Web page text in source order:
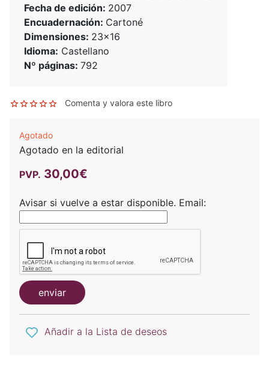
Fecha de edición: 2007
Encuadernación: Cartoné
Dimensiones: 23x16
Idioma: Castellano
Nº páginas: 792
Comenta y valora este libro
Agotado
Agotado en la editorial
PVP. 30,00€
Avisar si vuelve a estar disponible. Email:
enviar
Añadir a la Lista de deseos